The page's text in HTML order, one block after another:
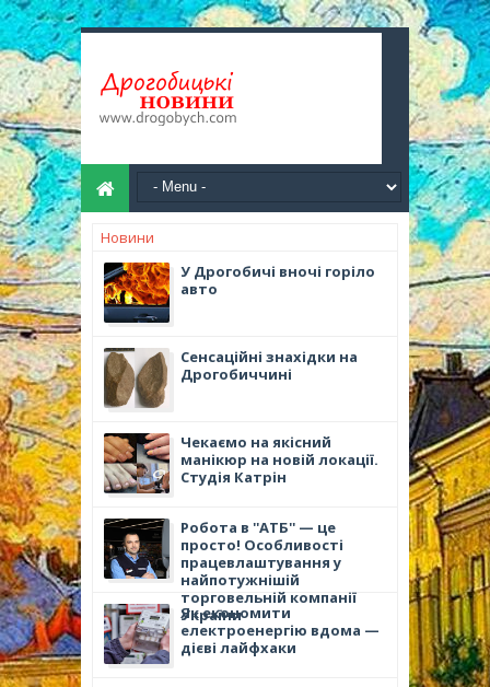
Новини
У Дрогобичі вночі горіло
авто
Сенсаційні знахідки на
Дрогобиччині
Чекаємо на якісний
манікюр на новій локації.
Студія Катрін
Робота в ''АТБ'' — це
просто! Особливості
працевлаштування у
найпотужнішій
торговельній компанії
України
Як економити
електроенергію вдома —
дієві лайфхаки